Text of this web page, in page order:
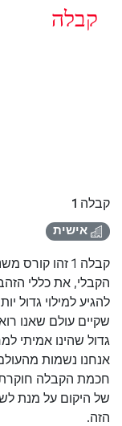
קבלה
קבלה 1
אישית
קבלה 1 זהו
הקבלי, את כללי
להגיע למילוי גדול
שקיים עולם שאנו
גדול שהינו אמיתי
אנחנו נשמות
חכמת הקבלה חוקרת
של היקום על מנת
הזה.